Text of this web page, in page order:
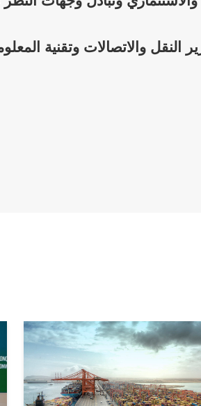
والاتصالات وتقنية